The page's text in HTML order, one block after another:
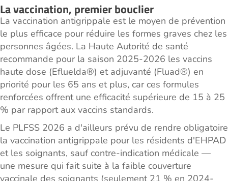
La vaccination, premier bouclier
La vaccination antigrippale est le moyen de prévention
le plus efficace pour réduire les formes graves chez les
personnes âgées. La Haute Autorité de santé
recommande pour la saison 2025-2026 les vaccins
haute dose (Efluelda®) et adjuvanté (Fluad®) en
priorité pour les 65 ans et plus, car ces formules
renforcées offrent une efficacité supérieure de 15 à 25
% par rapport aux vaccins standards.
Le PLFSS 2026 a d'ailleurs prévu de rendre obligatoire
la vaccination antigrippale pour les résidents d'EHPAD
et les soignants, sauf contre-indication médicale —
une mesure qui fait suite à la faible couverture
vaccinale des soignants (seulement 21 % en 2024-